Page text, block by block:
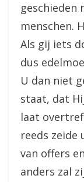
geschieden
menschen.
Als gij iets
dus
U dan niet
staat, dat
laat
reeds
van offers
anders zal